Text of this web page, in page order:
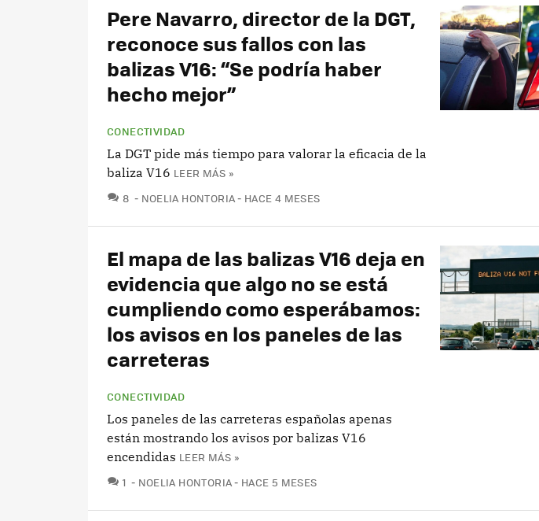
Pere Navarro, director de la DGT,
reconoce sus fallos con las
balizas V16: “Se podría haber
hecho mejor”
CONECTIVIDAD
La DGT pide más tiempo para valorar la eficacia de la
baliza V16 LEER MÁS »
8 COMENTARIOS
NOELIA HONTORIA HACE 4 MESES
El mapa de las balizas V16 deja en
evidencia que algo no se está
cumpliendo como esperábamos:
los avisos en los paneles de las
carreteras
CONECTIVIDAD
Los paneles de las carreteras españolas apenas
están mostrando los avisos por balizas V16
encendidas LEER MÁS »
1 COMENTARIOS
NOELIA HONTORIA HACE 5 MESES